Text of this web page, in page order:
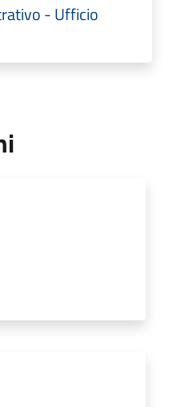
- Ufficio